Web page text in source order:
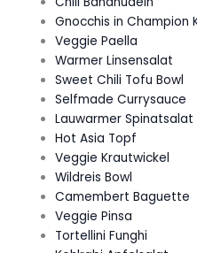
Gnocchis in Champion
Veggie Paella
Warmer Linsensalat
Sweet Chili Tofu Bowl
Selfmade Currysauce
Lauwarmer Spinatsalat
Hot Asia Topf
Veggie Krautwickel
Wildreis Bowl
Camembert Baguette
Veggie Pinsa
Tortellini Funghi